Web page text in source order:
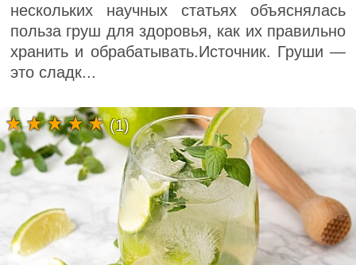
нескольких научных статьях объяснялась
польза груш для здоровья, как их правильно
хранить и обрабатывать.Источник. Груши —
это сладк...
(1)